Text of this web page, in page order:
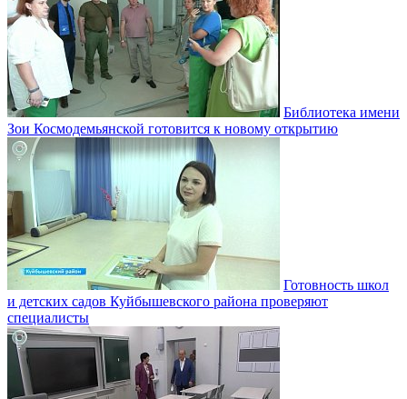
Библиотека имени
Зои Космодемьянской готовится к новому открытию
Готовность школ
и детских садов Куйбышевского района проверяют
специалисты